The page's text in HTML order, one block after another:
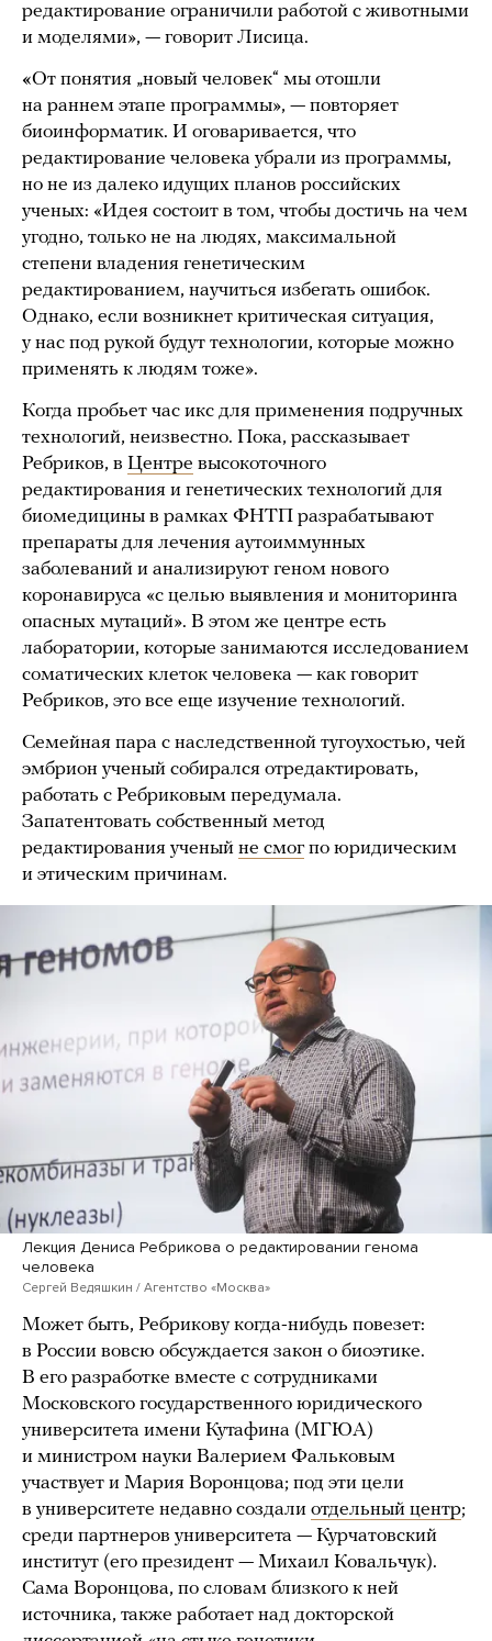
редактирование ограничили работой с животными
и моделями», — говорит Лисица.
«От понятия „новый человек“ мы отошли
на раннем этапе программы», — повторяет
биоинформатик. И оговаривается, что
редактирование человека убрали из программы,
но не из далеко идущих планов российских
ученых: «Идея состоит в том, чтобы достичь на чем
угодно, только не на людях, максимальной
степени владения генетическим
редактированием, научиться избегать ошибок.
Однако, если возникнет критическая ситуация,
у нас под рукой будут технологии, которые можно
применять к людям тоже».
Когда пробьет час икс для применения подручных
технологий, неизвестно. Пока, рассказывает
Ребриков, в Центре высокоточного
редактирования и генетических технологий для
биомедицины в рамках ФНТП разрабатывают
препараты для лечения аутоиммунных
заболеваний и анализируют геном нового
коронавируса «с целью выявления и мониторинга
опасных мутаций». В этом же центре есть
лаборатории, которые занимаются исследованием
соматических клеток человека — как говорит
Ребриков, это все еще изучение технологий.
Семейная пара с наследственной тугоухостью, чей
эмбрион ученый собирался отредактировать,
работать с Ребриковым передумала.
Запатентовать собственный метод
редактирования ученый не смогпо юридическим
и этическим причинам.
Лекция Дениса Ребрикова о редактировании генома
человека
Сергей Ведяшкин / Агентство «Москва»
Может быть, Ребрикову когда-нибудь повезет:
в России вовсю обсуждается закон о биоэтике.
В его разработке вместе с сотрудниками
Московского государственного юридического
университета имени Кутафина (МГЮА)
и министром науки Валерием Фальковым
участвует и Мария Воронцова; под эти цели
в университете недавно создали отдельный центр;
среди партнеров университета — Курчатовский
институт (его президент — Михаил Ковальчук).
Сама Воронцова, по словам близкого к ней
источника, также работает над докторской